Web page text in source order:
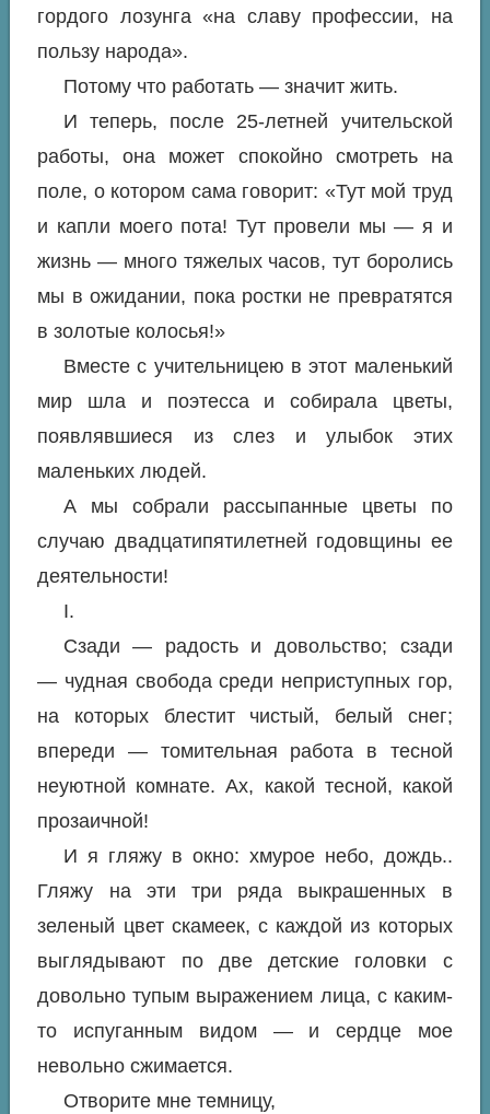
гордого лозунга «на славу профессии, на
пользу народа».
Потому что работать — значит жить.
И теперь, после 25-летней учительской
работы, она может спокойно смотреть на
поле, о котором сама говорит: «Тут мой труд
и капли моего пота! Тут провели мы — я и
жизнь — много тяжелых часов, тут боролись
мы в ожидании, пока ростки не превратятся
в золотые колосья!»
Вместе с учительницею в этот маленький
мир шла и поэтесса и собирала цветы,
появлявшиеся из слез и улыбок этих
маленьких людей.
А мы собрали рассыпанные цветы по
случаю двадцатипятилетней годовщины ее
деятельности!
I.
Сзади — радость и довольство; сзади
— чудная свобода среди неприступных гор,
на которых блестит чистый, белый снег;
впереди — томительная работа в тесной
неуютной комнате. Ах, какой тесной, какой
прозаичной!
И я гляжу в окно: хмурое небо, дождь..
Гляжу на эти три ряда выкрашенных в
зеленый цвет скамеек, с каждой из которых
выглядывают по две детские головки с
довольно тупым выражением лица, с каким-
то испуганным видом — и сердце мое
невольно сжимается.
Отворите мне темницу,